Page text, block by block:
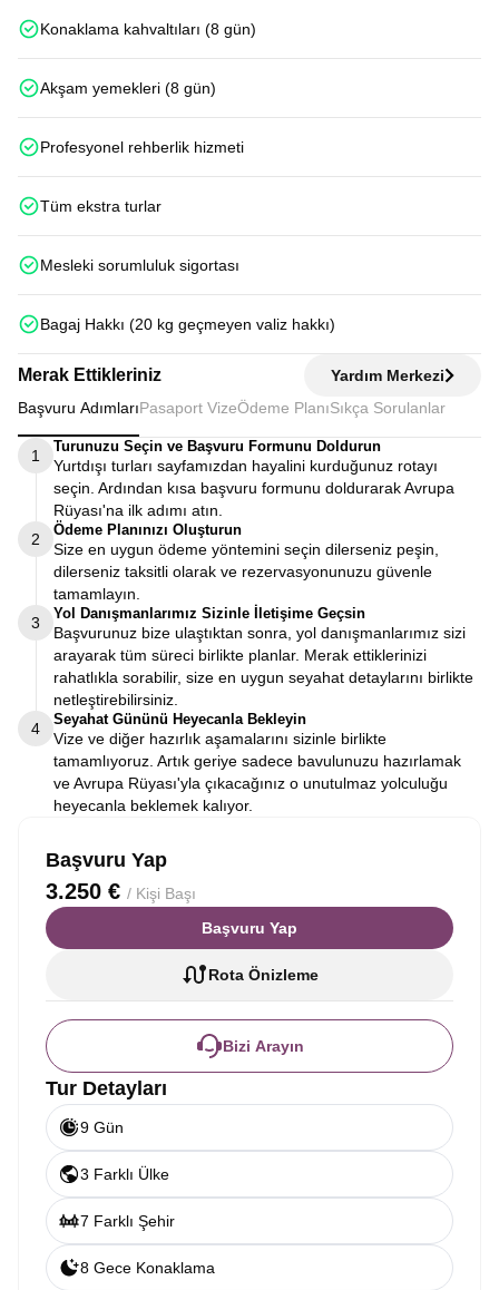
Konaklama kahvaltıları (8 gün)
Akşam yemekleri (8 gün)
Profesyonel rehberlik hizmeti
Tüm ekstra turlar
Mesleki sorumluluk sigortası
Bagaj Hakkı (20 kg geçmeyen valiz hakkı)
Merak Ettikleriniz
Yardım Merkezi
Başvuru AdımlarıPasaport VizeÖdeme Planı Sıkça Sorulanlar
1
Turunuzu Seçin ve Başvuru Formunu Doldurun
Yurtdışı turları sayfamızdan hayalini kurduğunuz rotayı
seçin. Ardından kısa başvuru formunu doldurarak Avrupa
Rüyası'na ilk adımı atın.
2
Ödeme Planınızı Oluşturun
Size en uygun ödeme yöntemini seçin dilerseniz peşin,
dilerseniz taksitli olarak ve rezervasyonunuzu güvenle
tamamlayın.
3
Yol Danışmanlarımız Sizinle İletişime Geçsin
Başvurunuz bize ulaştıktan sonra, yol danışmanlarımız sizi
arayarak tüm süreci birlikte planlar. Merak ettiklerinizi
rahatlıkla sorabilir, size en uygun seyahat detaylarını birlikte
netleştirebilirsiniz.
4
Seyahat Gününü Heyecanla Bekleyin
Vize ve diğer hazırlık aşamalarını sizinle birlikte
tamamlıyoruz. Artık geriye sadece bavulunuzu hazırlamak
ve Avrupa Rüyası'yla çıkacağınız o unutulmaz yolculuğu
heyecanla beklemek kalıyor.
Başvuru Yap
3.250 € / Kişi Başı
Başvuru Yap
Rota Önizleme
Bizi Arayın
Tur Detayları
9 Gün
3 Farklı Ülke
7 Farklı Şehir
8 Gece Konaklama